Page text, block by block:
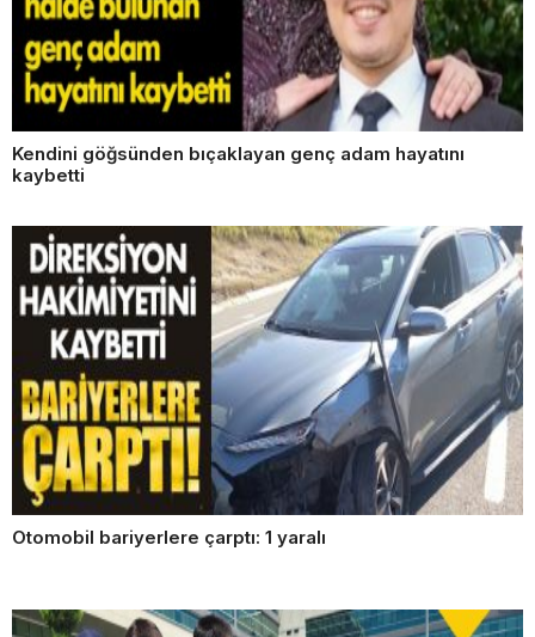
Kendini göğsünden bıçaklayan genç adam hayatını
kaybetti
Otomobil bariyerlere çarptı: 1 yaralı